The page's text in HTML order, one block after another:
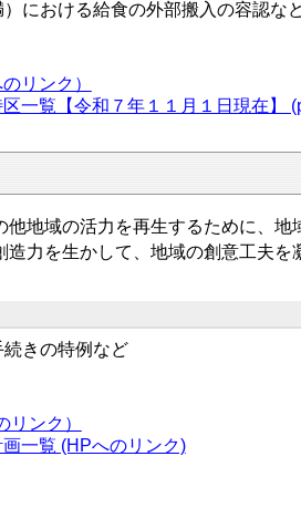
における給食の外部搬入の容認な
リンク）
一覧【令和７年１１月１日現在】
地域の活力を再生するために、地
力を生かして、地域の創意工夫を
きの特例など
ンク）
一覧 (HPへのリンク)